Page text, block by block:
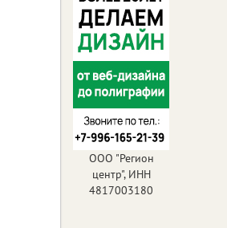
ООО "Регион
центр", ИНН
4817003180